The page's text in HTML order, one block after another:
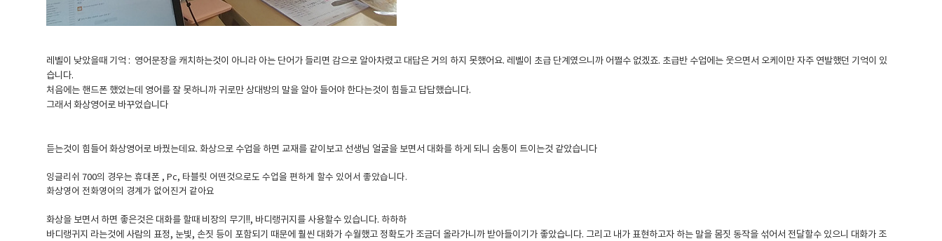
레벨이 낮았을때 기억 : 영어문장을 캐치하는것이 아니라 아는 단어가 들리면 감으로 알아차렸고 대답은 거의 하지 못했어요. 레벨이 초급 단계였으니까 어쩔수 없겠죠. 초급반 수업에는 웃으면서 오케이만 자주 연발했던 기억이 있
습니다.
처음에는 핸드폰 했었는데 영어를 잘 못하니까 귀로만 상대방의 말을 알아 들어야 한다는것이 힘들고 답답했습니다.
그래서 화상영어로 바꾸었습니다
듣는것이 힘들어 화상영어로 바꿨는데요. 화상으로 수업을 하면 교재를 같이보고 선생님 얼굴을 보면서 대화를 하게 되니 숨통이 트이는것 같았습니다
잉글리쉬 700의 경우는 휴대폰 , Pc, 타블릿 어떤것으로도 수업을 편하게 할수 있어서 좋았습니다.
화상영어 전화영어의 경계가 없어진거 같아요
화상을 보면서 하면 좋은것은 대화를 할때 비장의 무기!!, 바디랭귀지를 사용할수 있습니다. 하하하
바디랭귀지 라는것에 사람의 표정, 눈빛, 손짓 등이 포함되기 때문에 훨씬 대화가 수월했고 정확도가 조금더 올라가니까 받아들이기가 좋았습니다. 그리고 내가 표현하고자 하는 말을 몸짓 동작을 섞어서 전달할수 있으니 대화가 조